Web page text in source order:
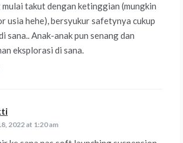
mulai takut dengan ketinggian (mungkin
usia hehe), bersyukur safetynya cukup
sana.. Anak-anak pun senang dan
eksplorasi di sana.
2022 at 1:20 am